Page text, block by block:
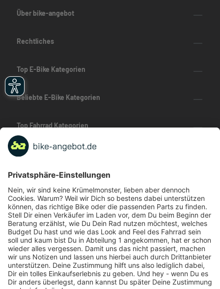
Über bike-angebot
Rechtliches
Top E-Bike Kategorien
Beliebte E-Bike Kategorien
Top Fahrrad Kategorien
Beliebte Fahrrad-Kategorien
Marken-Highlights
TOP-Marken
ZAHLUNGSARTEN / RATENKAUF